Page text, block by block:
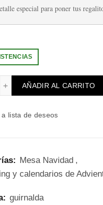
especial para poner tus
de Adviento casitas
AÑADIR AL CARRITO
a lista de deseos
Mesa Navidad ,
y calendarios de
guirnalda